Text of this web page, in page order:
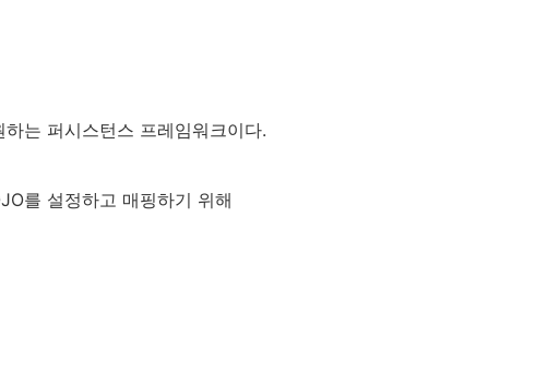
는 퍼시스턴스 프레임워크이다.
를 설정하고 매핑하기 위해